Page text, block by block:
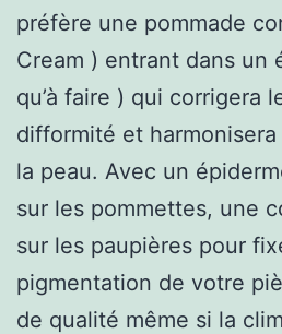
préfère une pommade
Cream ) entrant dans un
qu’à faire ) qui corrigera
difformité et
la peau. Avec un
sur les pommettes, une
sur les paupières pour
pigmentation de votre
de qualité même si la